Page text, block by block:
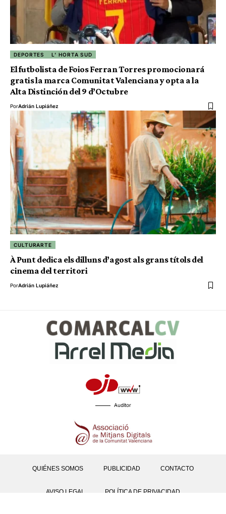
DEPORTES L' HORTA SUD
El futbolista de Foios Ferran Torres promocionará
gratis la marca Comunitat Valenciana y opta a la
Alta Distinción del 9 d’Octubre
PorAdrián Lupiáñez
CULTURARTE
À Punt dedica els dilluns d’agost als grans títols del
cinema del territori
PorAdrián Lupiáñez
Auditor
QUIÉNES SOMOS PUBLICIDAD CONTACTO
AVISO LEGAL POLÍTICA DE PRIVACIDAD